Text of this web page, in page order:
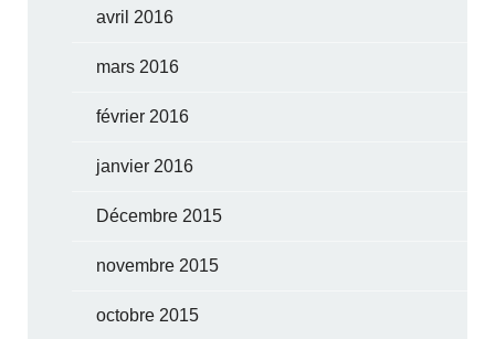
avril 2016
mars 2016
février 2016
janvier 2016
Décembre 2015
novembre 2015
octobre 2015